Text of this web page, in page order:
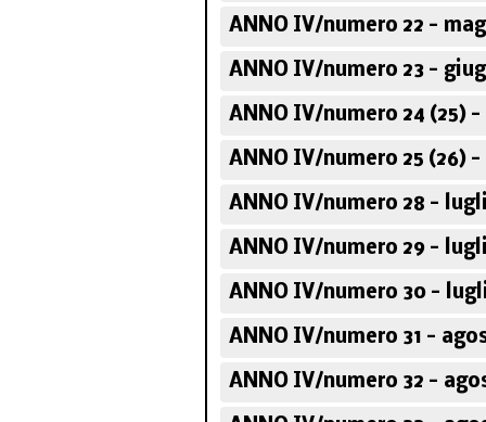
ANNO IV/numero 22 -
ANNO IV/numero 23 -
ANNO IV/numero 24 (25) -
ANNO IV/numero 25 (26) -
ANNO IV/numero 28 -
ANNO IV/numero 29 -
ANNO IV/numero 30 -
ANNO IV/numero 31 -
ANNO IV/numero 32 -